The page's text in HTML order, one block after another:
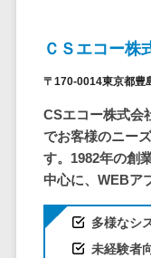
ＣＳエコー株
〒170-0014東京都豊
CSエコー株式会
でお客様のニー
す。1982年の創
中心に、WEBア
多様なシ
未経験者